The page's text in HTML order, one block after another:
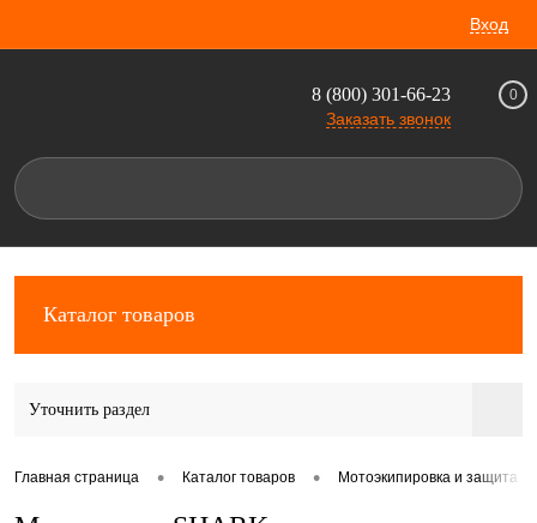
Вход
8 (800) 301-66-23
Заказать звонок
0
Каталог товаров
Уточнить раздел
Главная страница • Каталог товаров • Мотоэкипировка и защита